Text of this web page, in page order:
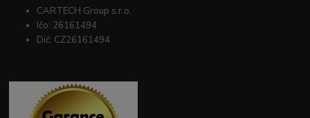
CARTECH Group s.r.o.
Ičo: 26161494
Dič: CZ26161494